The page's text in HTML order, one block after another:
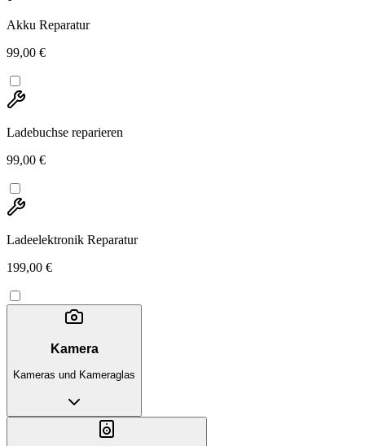
Akku Reparatur
99,00 €
Ladebuchse reparieren
99,00 €
Ladeelektronik Reparatur
199,00 €
Kamera
Kameras und Kameraglas